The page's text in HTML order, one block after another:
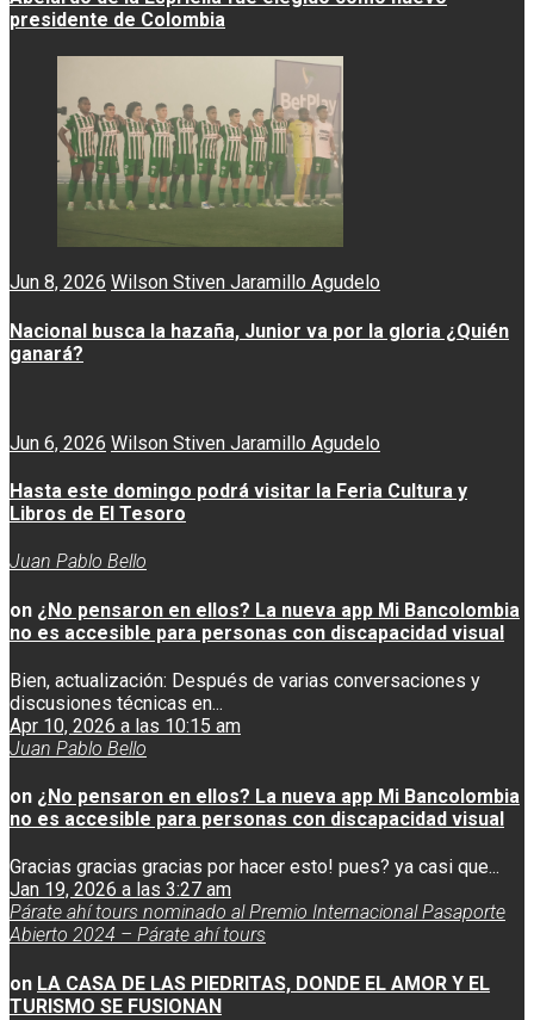
presidente de Colombia
Jun 8, 2026 Wilson Stiven Jaramillo Agudelo
Nacional busca la hazaña, Junior va por la gloria ¿Quién
ganará?
Jun 6, 2026 Wilson Stiven Jaramillo Agudelo
Hasta este domingo podrá visitar la Feria Cultura y
Libros de El Tesoro
Juan Pablo Bello
on ¿No pensaron en ellos? La nueva app Mi Bancolombia
no es accesible para personas con discapacidad visual
Bien, actualización: Después de varias conversaciones y
discusiones técnicas en...
Apr 10, 2026 a las 10:15 am
Juan Pablo Bello
on ¿No pensaron en ellos? La nueva app Mi Bancolombia
no es accesible para personas con discapacidad visual
Gracias gracias gracias por hacer esto! pues? ya casi que...
Jan 19, 2026 a las 3:27 am
Párate ahí tours nominado al Premio Internacional Pasaporte
Abierto 2024 – Párate ahí tours
on LA CASA DE LAS PIEDRITAS, DONDE EL AMOR Y EL
TURISMO SE FUSIONAN